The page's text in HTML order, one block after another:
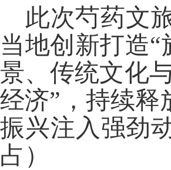
此次芍药文
当地创新打造“
景、传统文化
经济”，持续释
振兴注入强劲
占）